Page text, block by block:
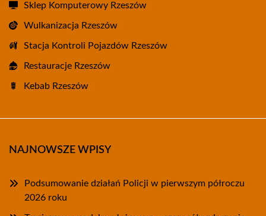
Sklep Komputerowy Rzeszów
Wulkanizacja Rzeszów
Stacja Kontroli Pojazdów Rzeszów
Restauracje Rzeszów
Kebab Rzeszów
NAJNOWSZE WPISY
Podsumowanie działań Policji w pierwszym półroczu
2026 roku